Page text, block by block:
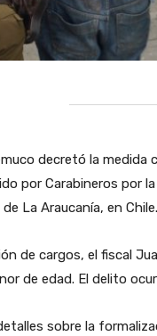
decretó la medida
por Carabineros por
La Araucanía, en Chile.
de cargos, el fiscal
de edad. El delito
sobre la